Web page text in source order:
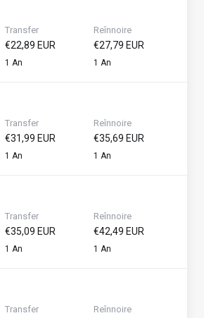
Transfer
€22,89 EUR
1 An
Reînnoire
€27,79 EUR
1 An
Transfer
€31,99 EUR
1 An
Reînnoire
€35,69 EUR
1 An
Transfer
€35,09 EUR
1 An
Reînnoire
€42,49 EUR
1 An
Transfer Reînnoire